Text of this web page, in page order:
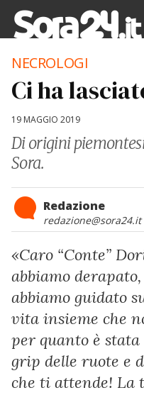
NECROLOGI
Ci ha
19 MAGGIO 2019
Di origini
Sora.
Redazione
redazione@sora24.it
«Caro “Conte”
abbiamo
abbiamo guidato
vita insieme che
per quanto è
grip delle ruote e
che ti attende! La